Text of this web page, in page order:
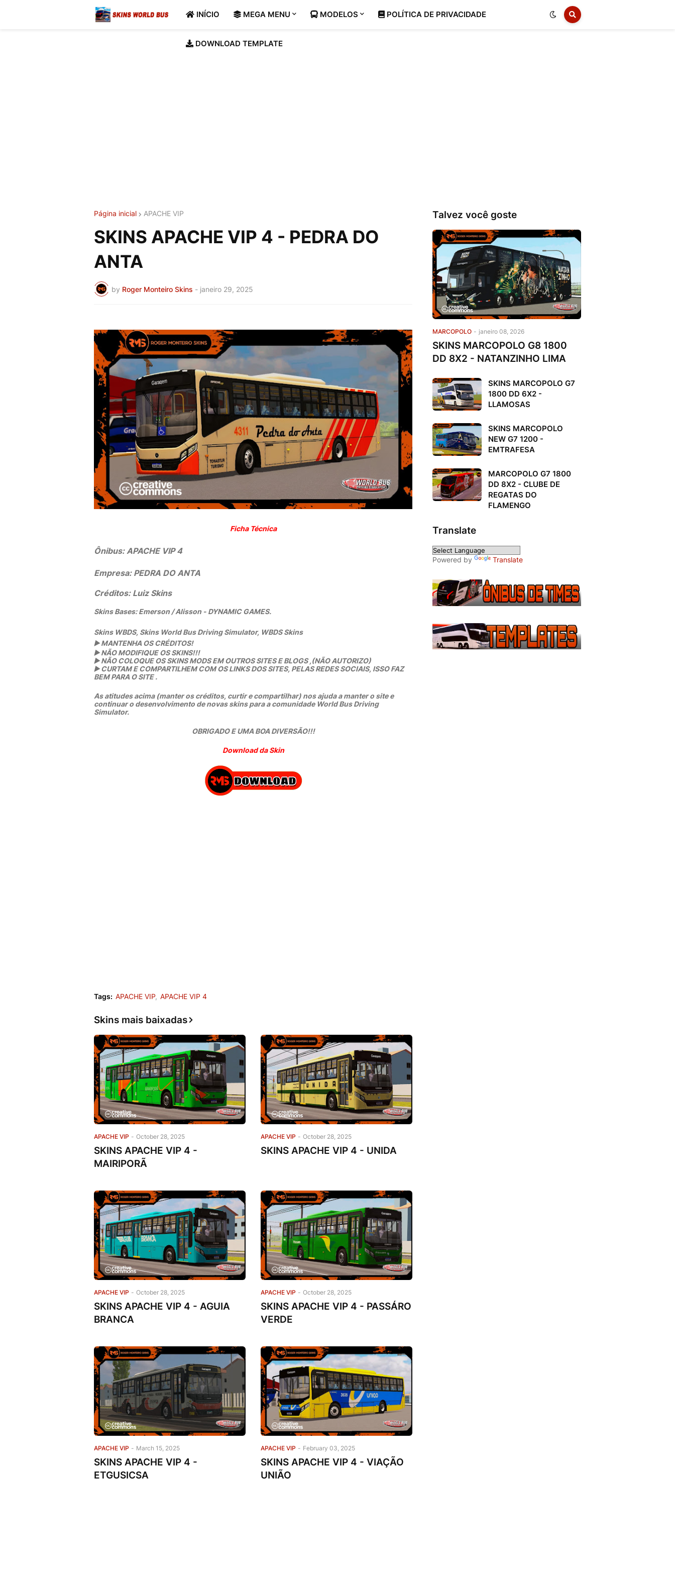
INÍCIO MEGA MENU MODELOS POLÍTICA DE PRIVACIDADE
DOWNLOAD TEMPLATE
Página inicial APACHE VIP
SKINS APACHE VIP 4 - PEDRA DO
ANTA
by Roger Monteiro Skins - janeiro 29, 2025
Ficha Técnica
Ônibus: APACHE VIP 4
Empresa: PEDRA DO ANTA
Créditos: Luiz Skins
Skins Bases: Emerson / Alisson - DYNAMIC GAMES.
Skins WBDS, Skins World Bus Driving Simulator, WBDS Skins
▶️MANTENHA OS CRÉDITOS!
▶️NÃO MODIFIQUE OS SKINS!!!
▶️NÃO COLOQUE OS SKINS MODS EM OUTROS SITES E BLOGS ,(NÃO AUTORIZO)
▶️CURTAM E COMPARTILHEM COM OS LINKS DOS SITES, PELAS REDES SOCIAIS, ISSO FAZ
BEM PARA O SITE .
As atitudes acima (manter os créditos, curtir e compartilhar) nos ajuda a manter o site e
continuar o desenvolvimento de novas skins para a comunidade World Bus Driving
Simulator.
OBRIGADO E UMA BOA DIVERSÃO!!!
Download da Skin
Tags: APACHE VIP APACHE VIP 4
Skins mais baixadas
APACHE VIP - October 28, 2025
SKINS APACHE VIP 4 -
MAIRIPORÃ
APACHE VIP - October 28, 2025
SKINS APACHE VIP 4 - UNIDA
APACHE VIP - October 28, 2025
SKINS APACHE VIP 4 - AGUIA
BRANCA
APACHE VIP - October 28, 2025
SKINS APACHE VIP 4 - PASSÁRO
VERDE
APACHE VIP - March 15, 2025
SKINS APACHE VIP 4 -
ETGUSICSA
APACHE VIP - February 03, 2025
SKINS APACHE VIP 4 - VIAÇÃO
UNIÃO
Talvez você goste
MARCOPOLO - janeiro 08, 2026
SKINS MARCOPOLO G8 1800
DD 8X2 - NATANZINHO LIMA
SKINS MARCOPOLO G7
1800 DD 6X2 -
LLAMOSAS
SKINS MARCOPOLO
NEW G7 1200 -
EMTRAFESA
MARCOPOLO G7 1800
DD 8X2 - CLUBE DE
REGATAS DO
FLAMENGO
Translate
Powered by Translate